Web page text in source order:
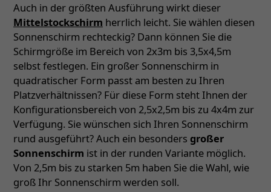
Auch in der größten Ausführung wirkt dieser
Mittelstockschirm herrlich leicht. Sie wählen diesen
Sonnenschirm rechteckig? Dann können Sie die
Schirmgröße im Bereich von 2x3m bis 3,5x4,5m
selbst festlegen. Ein großer Sonnenschirm in
quadratischer Form passt am besten zu Ihren
Platzverhältnissen? Für diese Form steht Ihnen der
Konfigurationsbereich von 2,5x2,5m bis zu 4x4m zur
Verfügung. Sie wünschen sich Ihren Sonnenschirm
rund ausgeführt? Auch ein besonders großer
Sonnenschirm ist in der runden Variante möglich.
Von 2,5m bis zu starken 5m haben Sie die Wahl, wie
groß Ihr Sonnenschirm werden soll.